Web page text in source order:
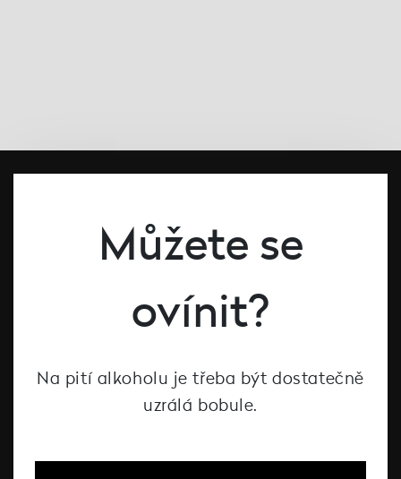
Bílé víno
Červené víno
Můžete se
ovínit?
Na pití alkoholu je třeba být dostatečně
uzrálá bobule.